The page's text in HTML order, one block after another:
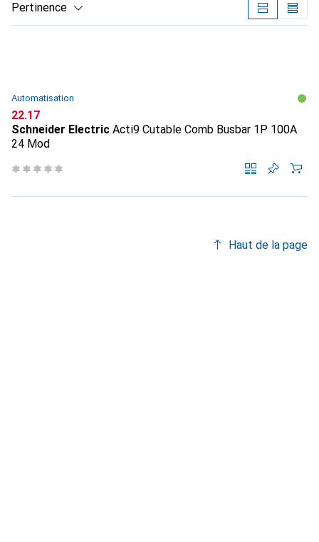
Pertinence
Automatisation
CHF
22.17
Schneider Electric Acti9 Cutable Comb Busbar 1P 100A
24 Mod
Haut de la page